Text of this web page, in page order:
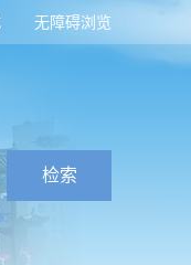
无障碍浏览